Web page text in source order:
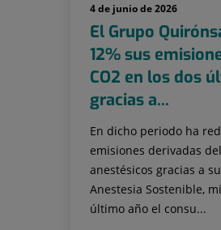
4 de junio de 2026
El Grupo
12% sus
CO2 en los dos
gracias a...
En dicho periodo ha
emisiones derivadas
anestésicos gracias a
Anestesia Sostenible,
último año el consu...